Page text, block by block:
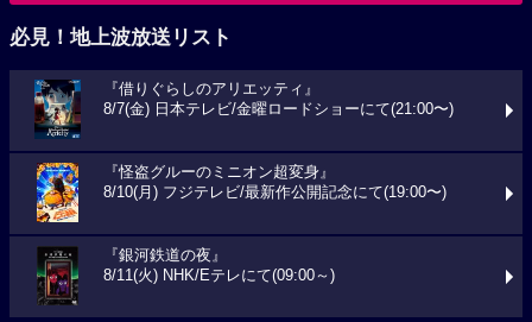
必見！地上波放送リスト
『借りぐらしのアリエッティ』
8/7(金) 日本テレビ/金曜ロードショーにて(21:00〜)
『怪盗グルーのミニオン超変身』
8/10(月) フジテレビ/最新作公開記念にて(19:00〜)
『銀河鉄道の夜』
8/11(火) NHK/Eテレにて(09:00～)